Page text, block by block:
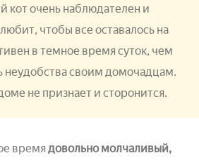
кот очень наблюдателен и
чтобы все оставалось на
в темное время суток, чем
неудобства своим домочадцам.
не признает и сторонится.
время довольно молчаливый,